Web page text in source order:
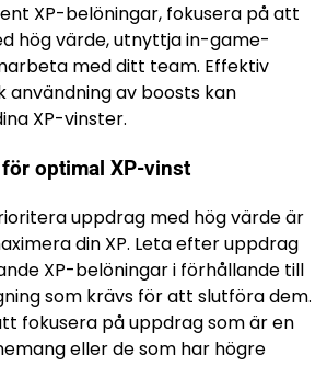
XP-belöningar, fokusera på att
hög värde, utnyttja in-game-
med ditt team. Effektiv
användning av boosts kan
XP-vinster.
optimal XP-vinst
uppdrag med hög värde är
din XP. Leta efter uppdrag
XP-belöningar i förhållande till
som krävs för att slutföra dem.
fokusera på uppdrag som är en
eller de som har högre